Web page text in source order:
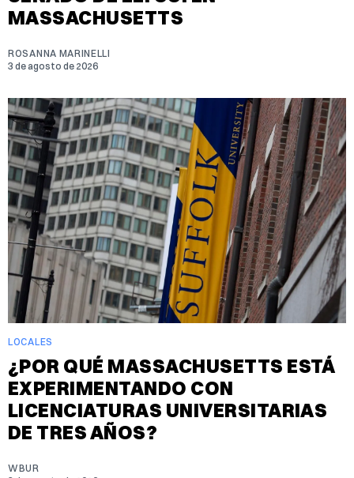
MASSACHUSETTS
ROSANNA MARINELLI
3 de agosto de 2026
LOCALES
¿POR QUÉ MASSACHUSETTS ESTÁ
EXPERIMENTANDO CON
LICENCIATURAS UNIVERSITARIAS
DE TRES AÑOS?
WBUR